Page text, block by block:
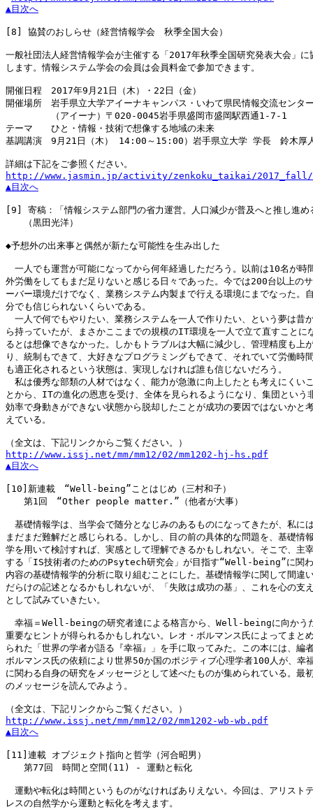
▲目次へ
[8] 協賛のおしらせ（経営情報学会　秋季全国大会）
一般社団法人経営情報学会が主催する「2017年秋季全国研究発表大会」に
します。情報システム学会の会員は会員料金で参加できます。
開催日程　2017年9月21日（木）・22日（金）
開催場所　岩手県立大学アイーナキャンパス・いわて県民情報交流センタ
（アイーナ）〒020-0045岩手県盛岡市盛岡駅西通1-7-1
テーマ　　ひと・情報・技術で想像する地域の未来
基調講演　9月21日（木） 14:00～15:00）岩手県立大学 学長　鈴木厚
http://www.jasmin.jp/activity/zenkoku_taikai/2017_fall/
▲目次へ
[9]
寄稿：「情報システム部門の省力運営。人口減少が普及へと推し進め
（黒田光洋）
◆予想外の出来事と偶然が新たな可能性を生み出した
一人でも運営が可能になってから何年経過しただろう。以前は10名が時
外労働をしてもまだ足りないと感じる日々であった。今では200台以上のサ
ーバー環境だけでなく、業務システム内製まで行える環境にまでなった。
分でも信じられないくらいである。
一人で何でもやりたい、業務システムを一人で作りたい、という夢は昔
ら持っていたが、まさかここまでの規模のIT環境を一人で立て直すことに
るとは想像できなかった。しかもトラブルは大幅に減少し、管理精度も上
り、統制もできて、大好きなプログラミングもできて、それでいて労働時
も適正化されるという状態は、実現しなければ誰も信じないだろう。
私は優秀な部類の人材ではなく、能力が急激に向上したとも考えにくい
とから、ITの進化の恩恵を受け、全体を見られるようになり、集団という
効率で身動きができない状態から脱却したことが成功の要因ではないかと
えている。
http://www.issj.net/mm/mm12/02/mm1202-hj-hs.pdf
▲目次へ
[10] 新連載　“Well-being”ことはじめ（三村和子）
第1回　“Other people matter.”（他者が大事）
基礎情報学は、当学会で随分となじみのあるものになってきたが、私に
まだまだ難解だと感じられる。しかし、目の前の具体的な問題を、基礎情
学を用いて検討すれば、実感として理解できるかもしれない。そこで、主
する「IS技術者のためのPsytech研究会」が目指す“Well-being”に関
内容の基礎情報学的分析に取り組むことにした。基礎情報学に関して間違
だらけの記述となるかもしれないが、「失敗は成功の基」、これを心の支
として試みていきたい。
幸福＝Well-beingの研究者達による格言から、Well-beingに向かう
重要なヒントが得られるかもしれない。レオ・ボルマンス氏によってまと
られた「世界の学者が語る『幸福』」を手に取ってみた。この本には、編
ボルマンス氏の依頼により世界50か国のポジティブ心理学者100人が、幸
に関わる自身の研究をメッセージとして述べたものが集められている。最
のメッセージを読んでみよう。
http://www.issj.net/mm/mm12/02/mm1202-wb-wb.pdf
▲目次へ
[11] 連載 オブジェクト指向と哲学（河合昭男）
第77回　時間と空間(11) - 運動と転化
運動や転化は時間というものがなければありえない。今回は、アリスト
レスの自然学から運動と転化を考えます。